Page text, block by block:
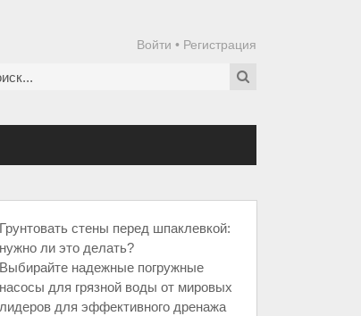
Войти • Регистрация
Грунтовать стены перед шпаклевкой:
нужно ли это делать?
Выбирайте надежные погружные
насосы для грязной воды от мировых
лидеров для эффективного дренажа